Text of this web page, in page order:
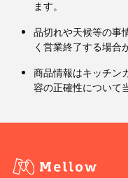
ます。
品切れや天候等の事
く営業終了する場合
商品情報はキッチン
容の正確性について